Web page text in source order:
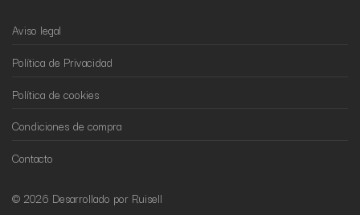
Aviso legal
Política de Privacidad
Política de cookies
Condiciones de compra
Contacto
© 2026 Desarrollado por Ruisell